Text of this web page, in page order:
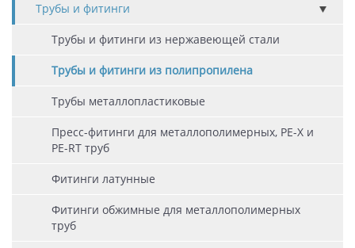
Трубы и фитинги
Трубы и фитинги из нержавеющей стали
Трубы и фитинги из полипропилена
Трубы металлопластиковые
Пресс-фитинги для металлополимерных, PE-X и
PE-RT труб
Фитинги латунные
Фитинги обжимные для металлополимерных
труб